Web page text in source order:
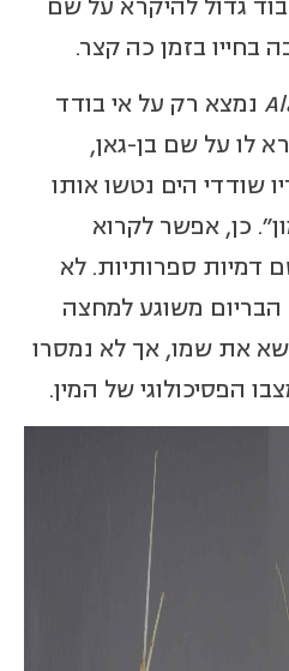
גדול להיקרא על שם
בחייו בזמן כה קצר.
נמצא רק על אי בודד
לו על שם בן-גאן,
שודדי הים נטשו אותו
כן, אפשר לקרוא
דמיות ספרותיות. לא
משוגע למחצה
את שמו, אך לא נמסרו
הפסיכולוגי של המין.